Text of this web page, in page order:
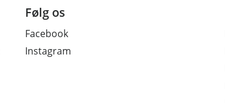
Følg os
Facebook
Instagram